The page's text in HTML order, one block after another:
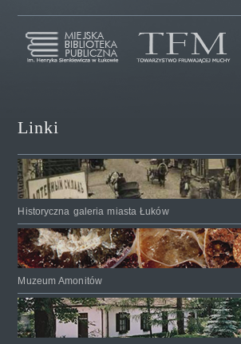
Linki
Historyczna galeria miasta Łuków
Muzeum Amonitów